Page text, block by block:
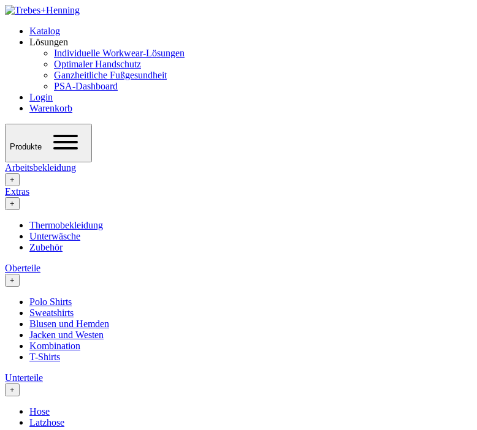
Katalog
Lösungen
Individuelle Workwear-Lösungen
Optimaler Handschutz
Ganzheitliche Fußgesundheit
PSA-Dashboard
Login
Warenkorb
Produkte
Arbeitsbekleidung
+
Extras
+
Thermobekleidung
Unterwäsche
Zubehör
Oberteile
+
Polo Shirts
Sweatshirts
Blusen und Hemden
Jacken und Westen
Kombination
T-Shirts
Unterteile
+
Hose
Latzhose